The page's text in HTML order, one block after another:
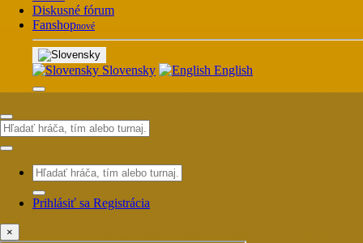
Diskusné fórum
Fanshopnové
Slovensky English
Prihlásiť sa Registrácia
×